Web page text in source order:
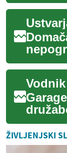
in
ko se
delo...
stvari,
več,
u...
ŽIVLJENJSKI